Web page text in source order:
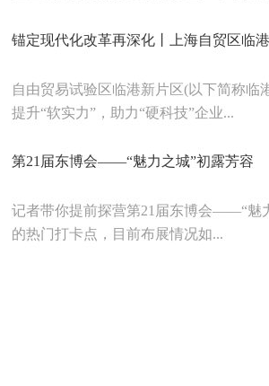
锚定现代化改革再深化丨上海自贸区临
自由贸易试验区临港新片区(以下简称
提升“软实力”，助力“硬科技”企业...
第21届东博会——“魅力之城”初露芳容
记者带你提前探营第21届东博会——“魅
的热门打卡点，目前布展情况如...